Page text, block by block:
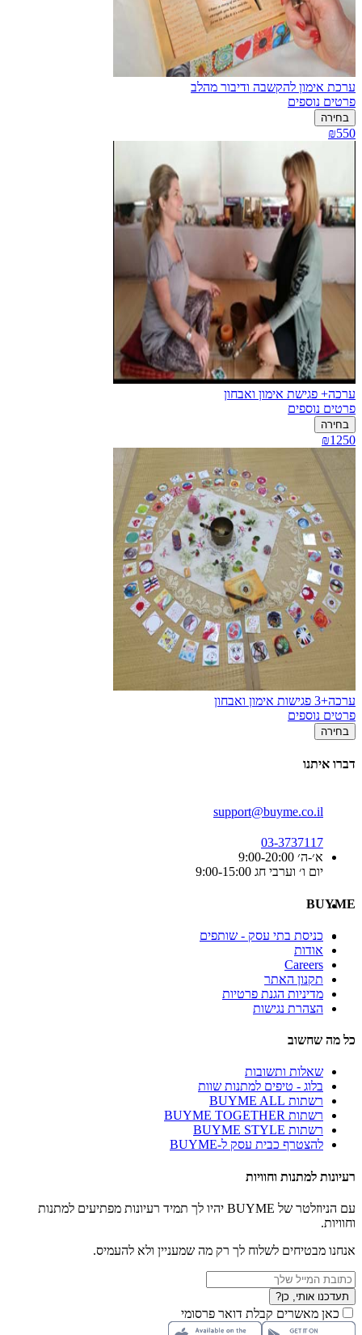
ערכת אימון להקשבה ודיבור מהלב
פרטים נוספים
בחירה
₪550
ערכה+ פגישת אימון ואבחון
פרטים נוספים
בחירה
₪1250
ערכה+3 פגישות אימון ואבחון
פרטים נוספים
בחירה
דברו איתנו
support@buyme.co.il
03-3737117
א׳-ה׳ 9:00-20:00
יום ו׳ וערבי חג 9:00-15:00
BUYME
כניסת בתי עסק - שותפים
אודות
Careers
תקנון האתר
מדיניות הגנת פרטיות
הצהרת נגישות
כל מה שחשוב
שאלות ותשובות
בלוג - טיפים למתנות שוות
רשתות BUYME ALL
רשתות BUYME TOGETHER
רשתות BUYME STYLE
להצטרף כבית עסק ל-BUYME
רעיונות למתנות וחוויות
עם הניוזלטר של BUYME יהיו לך תמיד רעיונות מפתיעים למתנות
וחוויות.
אנחנו מבטיחים לשלוח לך רק מה שמעניין ולא להעמיס.
תעדכנו אותי, כן?
כאן מאשרים קבלת דואר פרסומי